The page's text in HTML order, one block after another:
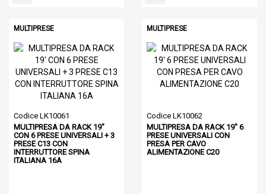
MULTIPRESE
Codice LK10061
MULTIPRESA DA RACK 19"
CON 6 PRESE UNIVERSALI + 3
PRESE C13 CON
INTERRUTTORE SPINA
ITALIANA 16A
MULTIPRESE
Codice LK10062
MULTIPRESA DA RACK 19" 6
PRESE UNIVERSALI CON
PRESA PER CAVO
ALIMENTAZIONE C20